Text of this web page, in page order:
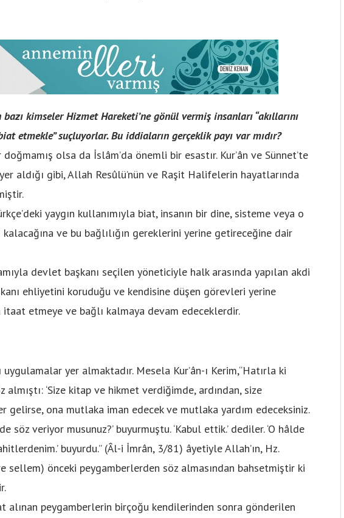
kimseler Hizmet Hareketi’ne gönül vermiş insanları “akıllarını
etmekle” suçluyorlar. Bu iddiaların gerçeklik payı var mıdır?
olsa da İslâm’da önemli bir esastır. Kur’ân ve Sünnet’te
aldığı gibi, Allah Resûlü’nün ve Raşit Halifelerin hayatlarında
yaygın kullanımıyla biat, insanın bir dine, sisteme veya o
ve bu bağlılığın gereklerini yerine getireceğine dair
devlet başkanı seçilen yöneticiyle halk arasında yapılan akdi
ehliyetini koruduğu ve kendisine düşen görevleri yerine
etmeye ve bağlı kalmaya devam edeceklerdir.
yer almaktadır. Mesela Kur’ân-ı Kerim,“Hatırla ki
‘Size kitap ve hikmet verdiğimde, ardından, size
gelirse, ona mutlaka iman edecek ve mutlaka yardım edeceksiniz.
söz veriyor musunuz?’ buyurmuştu. ‘Kabul ettik.’ dediler. ‘O hâlde
buyurdu.” (Âl-i İmrân, 3/81) âyetiyle Allah’ın, Hz.
sellem) önceki peygamberlerden söz almasından bahsetmiştir ki
alınan peygamberlerin birçoğu kendilerinden sonra gönderilen